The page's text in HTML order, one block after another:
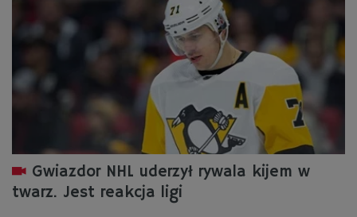
Gwiazdor NHL uderzył rywala kijem w
twarz. Jest reakcja ligi